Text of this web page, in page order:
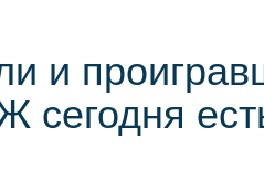
и
сегодня